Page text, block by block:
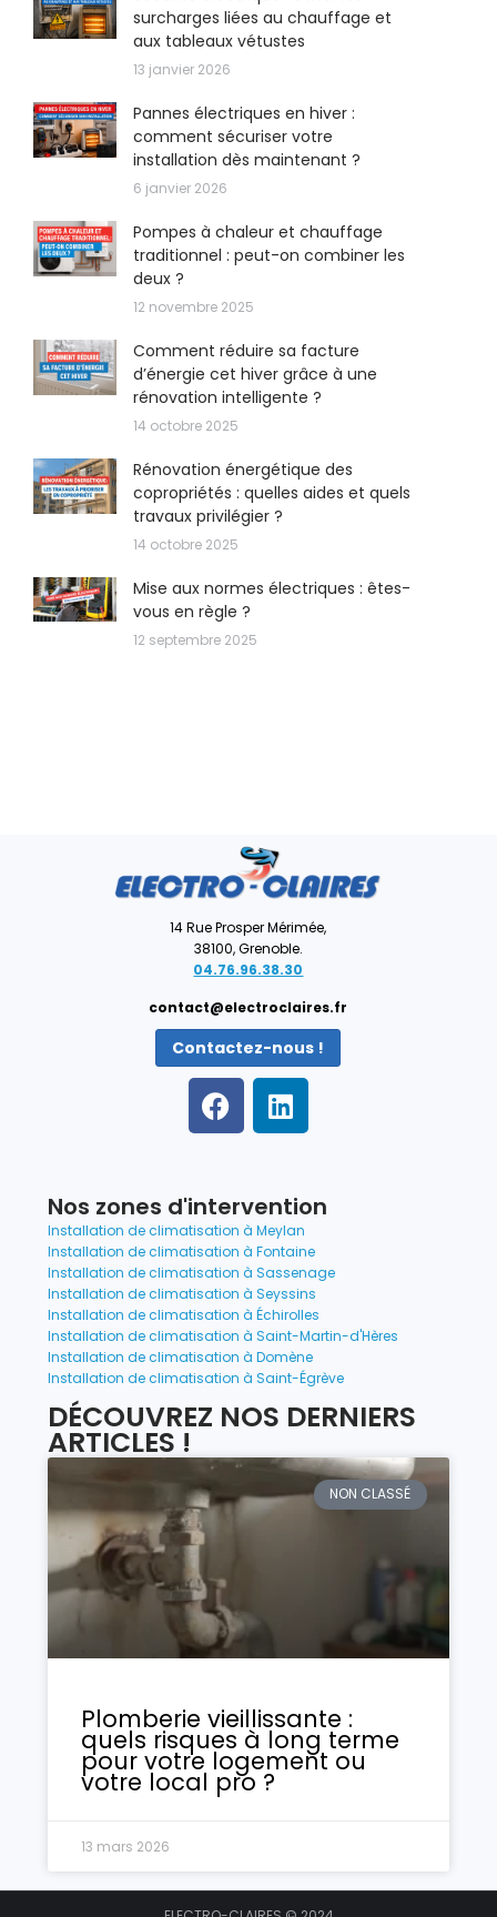
surcharges liées au chauffage et
aux tableaux vétustes
13 janvier 2026
Pannes électriques en hiver :
comment sécuriser votre
installation dès maintenant ?
6 janvier 2026
Pompes à chaleur et chauffage
traditionnel : peut-on combiner les
deux ?
12 novembre 2025
Comment réduire sa facture
d’énergie cet hiver grâce à une
rénovation intelligente ?
14 octobre 2025
Rénovation énergétique des
copropriétés : quelles aides et quels
travaux privilégier ?
14 octobre 2025
Mise aux normes électriques : êtes-
vous en règle ?
12 septembre 2025
14 Rue Prosper Mérimée,
38100, Grenoble.
04.76.96.38.30
contact@electroclaires.fr
Contactez-nous !
Nos zones d'intervention
Installation de climatisation à Meylan
Installation de climatisation à Fontaine
Installation de climatisation à Sassenage
Installation de climatisation à Seyssins
Installation de climatisation à Échirolles
Installation de climatisation à Saint-Martin-d'Hères
Installation de climatisation à Domène
Installation de climatisation à Saint-Égrève
DÉCOUVREZ NOS DERNIERS
ARTICLES !
NON CLASSÉ
Plomberie vieillissante :
quels risques à long terme
pour votre logement ou
votre local pro ?
13 mars 2026